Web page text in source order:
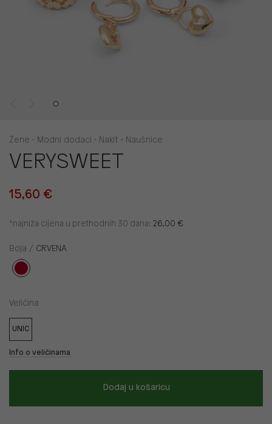
Žene - Modni dodaci - Nakit - Naušnice
VERYSWEET
15,60 €
*najniža cijena u prethodnih 30 dana: 26,00 €
Boja / CRVENA
Veličina
UNIC
Info o veličinama
Dodaj u košaricu